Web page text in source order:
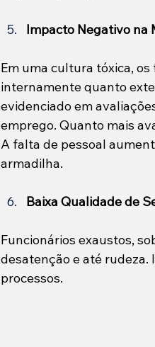
Impacto Negativo na
Em uma cultura tóxica,
internamente quanto
evidenciado em
emprego. Quanto mais
A falta de pessoal
armadilha.
Baixa Qualidade de
Funcionários exaustos,
desatenção e até rudeza.
processos.